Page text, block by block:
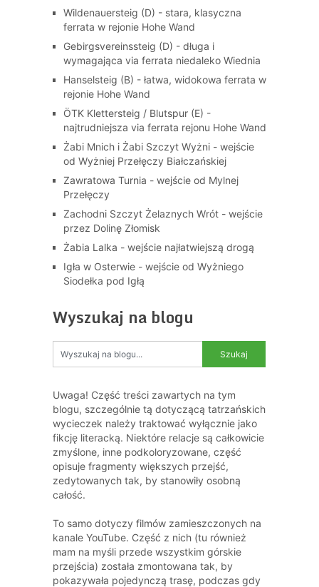
Wildenauersteig (D) - stara, klasyczna
ferrata w rejonie Hohe Wand
Gebirgsvereinssteig (D) - długa i
wymagająca via ferrata niedaleko Wiednia
Hanselsteig (B) - łatwa, widokowa ferrata w
rejonie Hohe Wand
ÖTK Klettersteig / Blutspur (E) -
najtrudniejsza via ferrata rejonu Hohe Wand
Żabi Mnich i Żabi Szczyt Wyżni - wejście
od Wyżniej Przełęczy Białczańskiej
Zawratowa Turnia - wejście od Mylnej
Przełęczy
Zachodni Szczyt Żelaznych Wrót - wejście
przez Dolinę Złomisk
Żabia Lalka - wejście najłatwiejszą drogą
Igła w Osterwie - wejście od Wyżniego
Siodełka pod Igłą
Wyszukaj na blogu
Uwaga! Część treści zawartych na tym
blogu, szczególnie tą dotyczącą tatrzańskich
wycieczek należy traktować wyłącznie jako
fikcję literacką. Niektóre relacje są całkowicie
zmyślone, inne podkoloryzowane, część
opisuje fragmenty większych przejść,
zedytowanych tak, by stanowiły osobną
całość.
To samo dotyczy filmów zamieszczonych na
kanale YouTube. Część z nich (tu również
mam na myśli przede wszystkim górskie
przejścia) została zmontowana tak, by
pokazywała pojedynczą trasę, podczas gdy